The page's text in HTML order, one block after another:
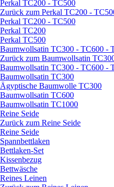
Perkal TC200 - TC500
Zurück zum Perkal TC200 -
Perkal TC200 - TC500
Perkal TC200
Perkal TC500
Baumwollsatin TC300 - TC600 -
Zurück zum Baumwollsatin
Baumwollsatin TC300 - TC600 -
Baumwollsatin TC300
Ägyptische Baumwolle TC300
Baumwollsatin TC600
Baumwollsatin TC1000
Reine Seide
Zurück zum Reine Seide
Reine Seide
Spannbettlaken
Bettlaken-Set
Kissenbezug
Bettwäsche
Reines Leinen